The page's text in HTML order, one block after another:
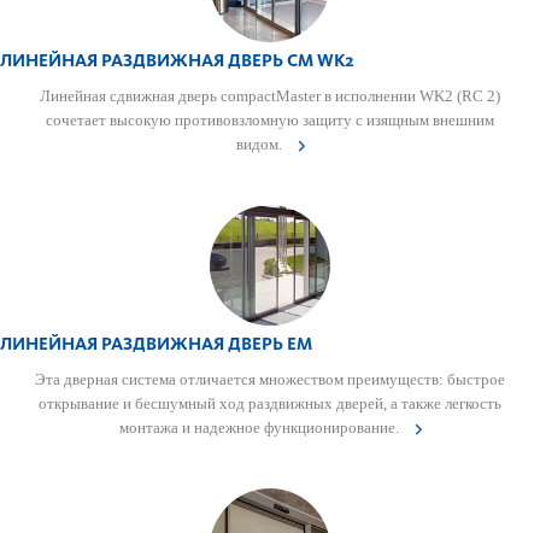
ЛИНЕЙНАЯ РАЗДВИЖНАЯ ДВЕРЬ CM WK2
Линейная сдвижная дверь compactMaster в исполнении WK2 (RC 2)
сочетает выс­окую против­овзломную защиту с изящным внешним
видом.
ЛИНЕЙНАЯ РАЗДВИЖНАЯ ДВЕРЬ EM
Эта дверная сис­тема отличается множес­твом преимуществ: быстрое
открывание и бесшумный ход раз­д­вижных дверей, а также лег­кость
монтажа и надежное функцио­нирование.